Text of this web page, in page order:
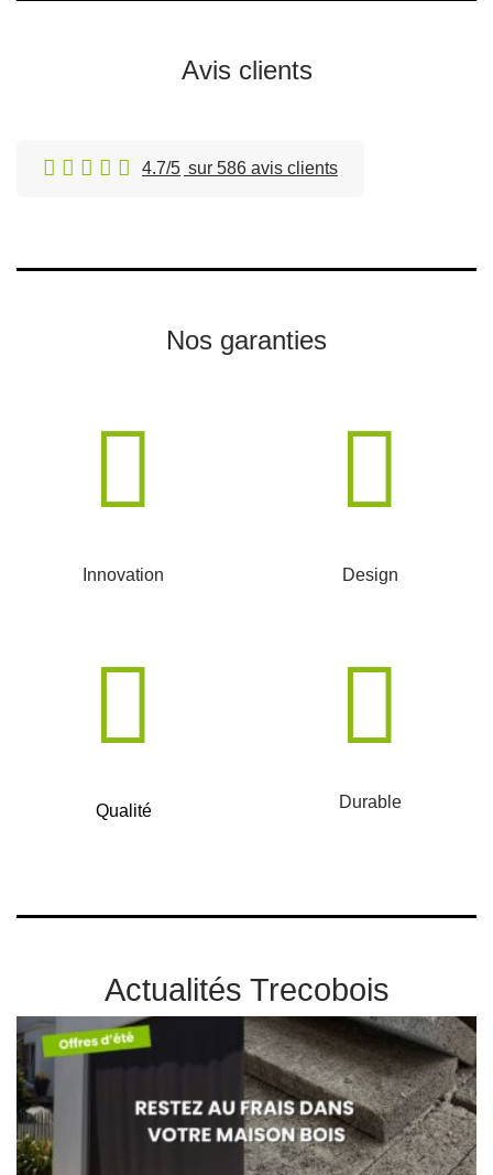
Avis clients
4.7/5 sur 586 avis clients
Nos garanties
Innovation Design
Qualité Durable
Actualités Trecobois